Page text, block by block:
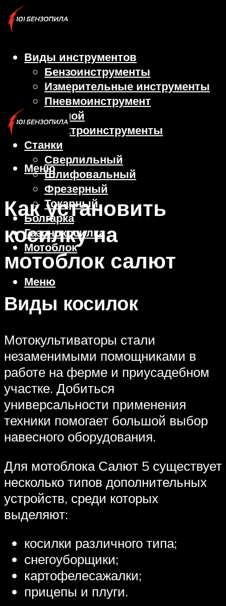
Виды инструментов
Бензоинструменты
Измерительные инструменты
Пневмоинструмент
Ручной
Электроинструменты
Станки
Сверлильный
Шлифовальный
Фрезерный
Токарный
Болгарка
Газонокосилка
Мотоблок
Меню
Меню
Как установить
косилку на
мотоблок салют
Виды косилок
Мотокультиваторы стали
незаменимыми помощниками в
работе на ферме и приусадебном
участке. Добиться
универсальности применения
техники помогает большой выбор
навесного оборудования.
Для мотоблока Салют 5 существует
несколько типов дополнительных
устройств, среди которых
выделяют:
косилки различного типа;
снегоуборщики;
картофелесажалки;
прицепы и плуги.